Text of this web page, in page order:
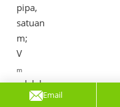
pipa,
satuan
m;
V
m
adalah
kecepatan
Email